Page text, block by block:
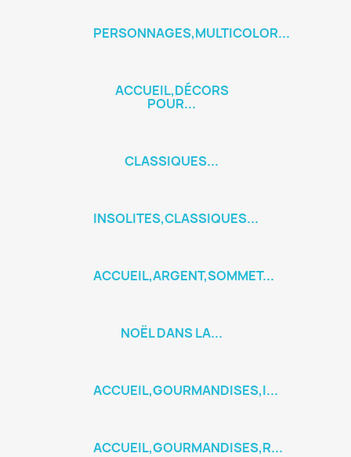
PERSONNAGES,MULTICOLOR...
ACCUEIL,DÉCORS
POUR...
CLASSIQUES...
INSOLITES,CLASSIQUES...
ACCUEIL,ARGENT,SOMMET...
NOËL DANS LA...
ACCUEIL,GOURMANDISES,I...
ACCUEIL,GOURMANDISES,R...